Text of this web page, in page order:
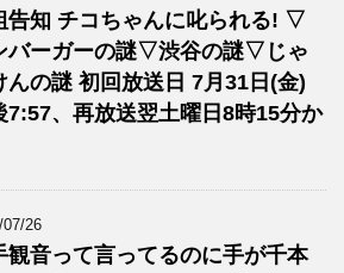
告知 チコちゃんに叱られる! ▽
バーガーの謎▽渋谷の謎▽じゃ
んの謎 初回放送日 7月31日(金)
7:57、再放送翌土曜日8時15分か
07/26
観音って言ってるのに手が千本